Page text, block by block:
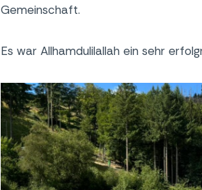
Gemeinschaft.
Es war Allhamdulilallah ein sehr